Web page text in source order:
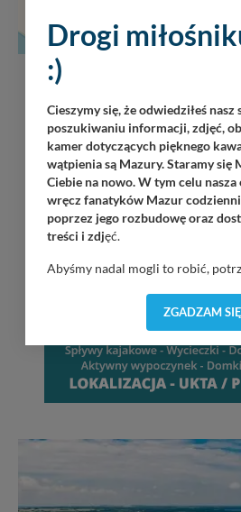
Drogi
:)
Cieszymy się, że odwiedziłeś nasz
poszukiwaniu informacji, zdjęć,
kamer dotyczących pięknego
wątpienia są Mazury. Staramy się
Ciebie na nowo. W tym celu
wręcz fanatyków Mazur
poprzez jego rozbudowę oraz
treści i zdjęć.
Abyśmy nadal mogli to robić,
dostosować do Twoich
pliki cookies) będą zapisywane w
wyszukania, ulubione miejsca,
Bezpieczeństwo Twoich danych
priorytetowe, bez
intencji, zawsze możesz wycofać
wyrażasz zgodę na przetwarzanie
ZGADZAM SIĘ